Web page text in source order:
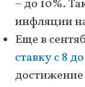
– до 10%.
инфляции
Еще в
ставку с 8